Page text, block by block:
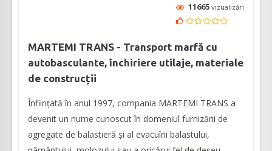
11665 vizualizări
MARTEMI TRANS - Transport marfă cu
autobasculante, închiriere utilaje, materiale
de construcții
Înființată în anul 1997, compania MARTEMI TRANS a
devenit un nume cunoscut în domeniul furnizării de
agregate de balastieră și al evacuîrii balastului,